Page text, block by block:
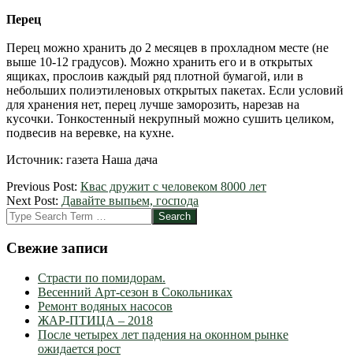
Перец
Перец можно хранить до 2 месяцев в прохладном месте (не
выше 10-12 градусов). Можно хранить его и в открытых
ящиках, прослоив каждый ряд плотной бумагой, или в
небольших полиэтиленовых открытых пакетах. Если условий
для хранения нет, перец лучше заморозить, нарезав на
кусочки. Тонкостенный некрупный можно сушить целиком,
подвесив на веревке, на кухне.
Источник: газета Наша дача
2012-
03-
19
Previous Post: Квас дружит с человеком 8000 лет
Next Post: Давайте выпьем, господа
Search
Свежие записи
Страсти по помидорам.
Весенний Арт-сезон в Сокольниках
Ремонт водяных насосов
ЖАР-ПТИЦА – 2018
После четырех лет падения на оконном рынке
ожидается рост